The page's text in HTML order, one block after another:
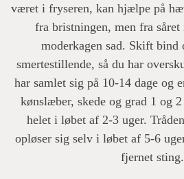
været i fryseren, kan hjælpe på
fra bristningen, men fra
moderkagen sad. Skift bind
smertestillende, så du har
har samlet sig på 10-14 dage og
kønslæber, skede og grad 1 og
helet i løbet af 2-3 uger.
opløser sig selv i løbet af 5-6
fjernet sting.